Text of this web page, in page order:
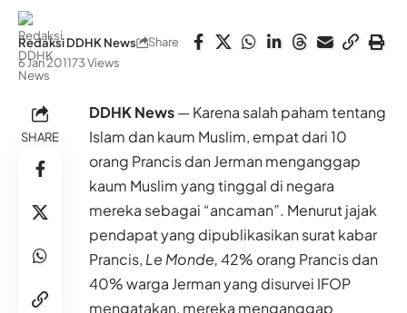
Redaksi DDHK News
6 Jan 201173 Views
Share
SHARE
DDHK News— Karena salah paham tentang
Islam dan kaum Muslim, empat dari 10
orang Prancis dan Jerman menganggap
kaum Muslim yang tinggal di negara
mereka sebagai “ancaman”. Menurut jajak
pendapat yang dipublikasikan surat kabar
Prancis, Le Monde,42% orang Prancis dan
40% warga Jerman yang disurvei IFOP
mengatakan, mereka menganggap